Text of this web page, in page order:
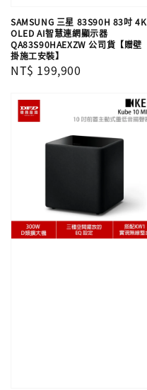
SAMSUNG 三星 83S90H 83吋 4K
OLED AI智慧連網顯示器
QA83S90HAEXZW 公司貨【贈壁
掛施工安裝】
Regular
NT$ 199,900